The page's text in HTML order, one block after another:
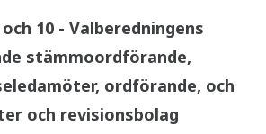
10 - Valberedningens
stämmoordförande,
ordförande, och
och revisionsbolag